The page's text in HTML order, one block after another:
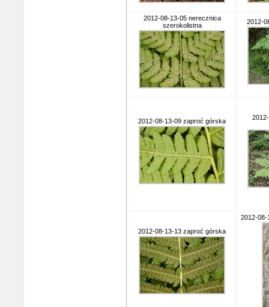
2012-08-13-05 nerecznica
szerokolistna
2012-
2012-08-13-09 zaproć górska
2012-08-13-13 zaproć górska
2012-08-